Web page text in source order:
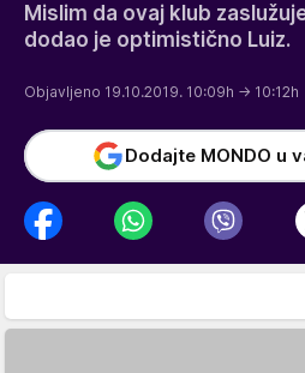
Mislim da ovaj klub
dodao je optimistično Luiz.
Objavljeno 19.10.2019. 10:09h → 10:12h
Dodajte MONDO u